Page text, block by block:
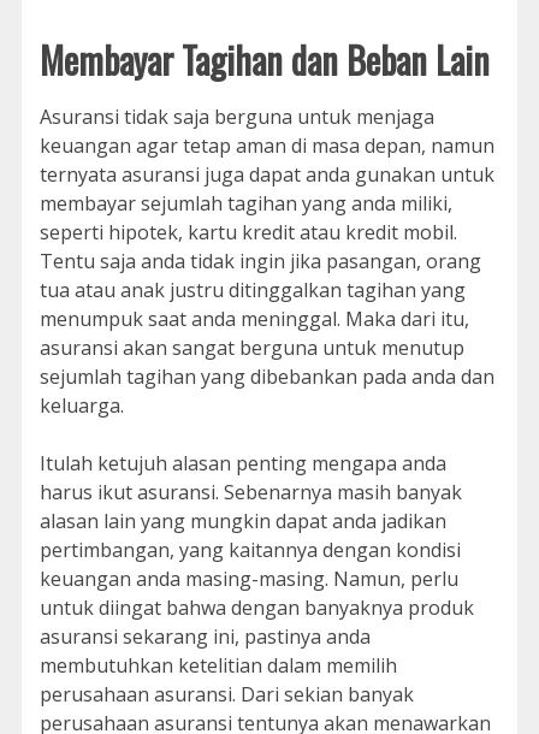
Membayar Tagihan dan Beban Lain
Asuransi tidak saja berguna untuk menjaga
keuangan agar tetap aman di masa depan, namun
ternyata asuransi juga dapat anda gunakan untuk
membayar sejumlah tagihan yang anda miliki,
seperti hipotek, kartu kredit atau kredit mobil.
Tentu saja anda tidak ingin jika pasangan, orang
tua atau anak justru ditinggalkan tagihan yang
menumpuk saat anda meninggal. Maka dari itu,
asuransi akan sangat berguna untuk menutup
sejumlah tagihan yang dibebankan pada anda dan
keluarga.
Itulah ketujuh alasan penting mengapa anda
harus ikut asuransi. Sebenarnya masih banyak
alasan lain yang mungkin dapat anda jadikan
pertimbangan, yang kaitannya dengan kondisi
keuangan anda masing-masing. Namun, perlu
untuk diingat bahwa dengan banyaknya produk
asuransi sekarang ini, pastinya anda
membutuhkan ketelitian dalam memilih
perusahaan asuransi. Dari sekian banyak
perusahaan asuransi tentunya akan menawarkan